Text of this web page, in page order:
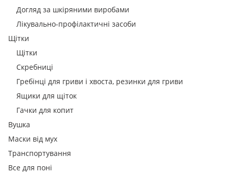
Догляд за шкіряними виробами
Лікувально-профілактичні засоби
Щітки
Щітки
Скребниці
Гребінці для гриви і хвоста, резинки для гриви
Ящики для щіток
Гачки для копит
Вушка
Маски від мух
Транспортування
Все для поні